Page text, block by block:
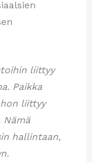
liittyy
Paikka
liittyy
hallintaan,